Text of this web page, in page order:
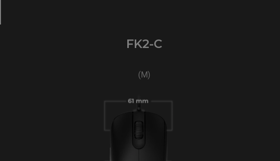
FK2-C
(M)